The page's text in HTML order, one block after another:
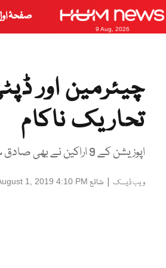
9 Aug, 2026
صفحۂ
چیئرمین اور
تحاریک ناکام
اپوزیشن کے 9 اراکین نے بھی صادق سنجرانی کے حق میں ووٹ ڈالا
ویب ڈیسک | شائع 1, 2019 4:10 PM